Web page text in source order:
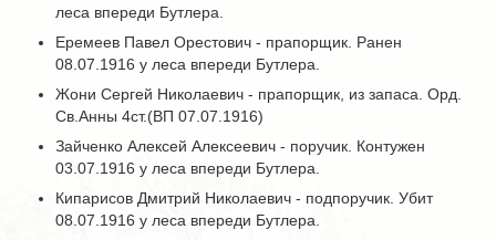
леса впереди Бутлера.
Еремеев Павел Орестович - прапорщик. Ранен
08.07.1916 у леса впереди Бутлера.
Жони Сергей Николаевич - прапорщик, из запаса. Орд.
Св.Анны 4ст.(ВП 07.07.1916)
Зайченко Алексей Алексеевич - поручик. Контужен
03.07.1916 у леса впереди Бутлера.
Кипарисов Дмитрий Николаевич - подпоручик. Убит
08.07.1916 у леса впереди Бутлера.